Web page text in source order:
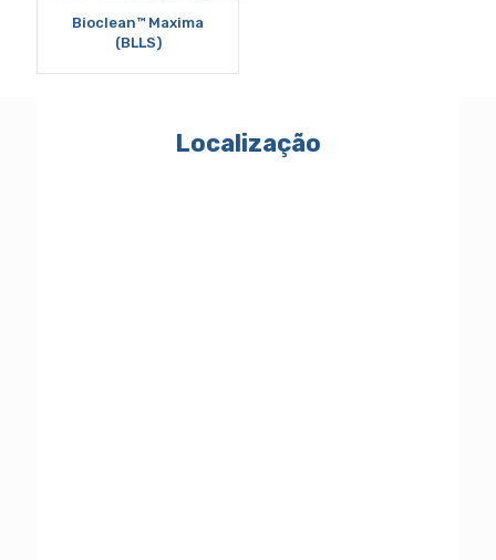
Bioclean™ Maxima
(BLLS)
Localização